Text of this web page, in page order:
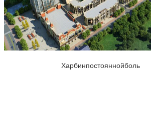
Харбинпостояннойболь